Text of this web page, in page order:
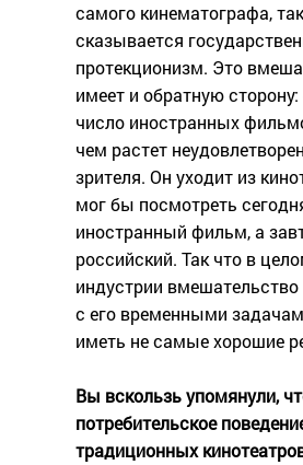
самого кинематографа, так
сказывается
протекционизм. Это
имеет и обратную
число иностранных
чем растет
зрителя. Он уходит из
мог бы посмотреть
иностранный фильм, а
российский. Так что в
индустрии вмешательство
с его временными
иметь не самые хорошие
Вы вскользь упомянули,
потребительское
традиционных